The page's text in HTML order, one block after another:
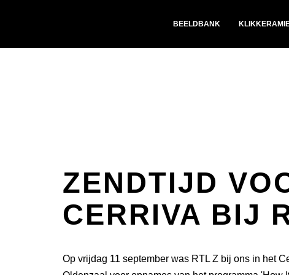
BEELDBANK
ZENDTIJD
CERRIVA BIJ
Op vrijdag 11 september was RTL Z bij ons in het